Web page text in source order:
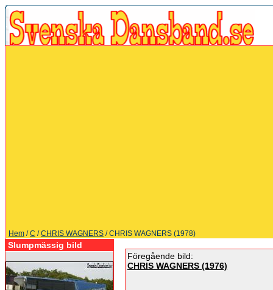
Hem /C /CHRIS WAGNERS / CHRIS WAGNERS (1978)
Slumpmässig bild
Föregående bild:
CHRIS WAGNERS (1976)